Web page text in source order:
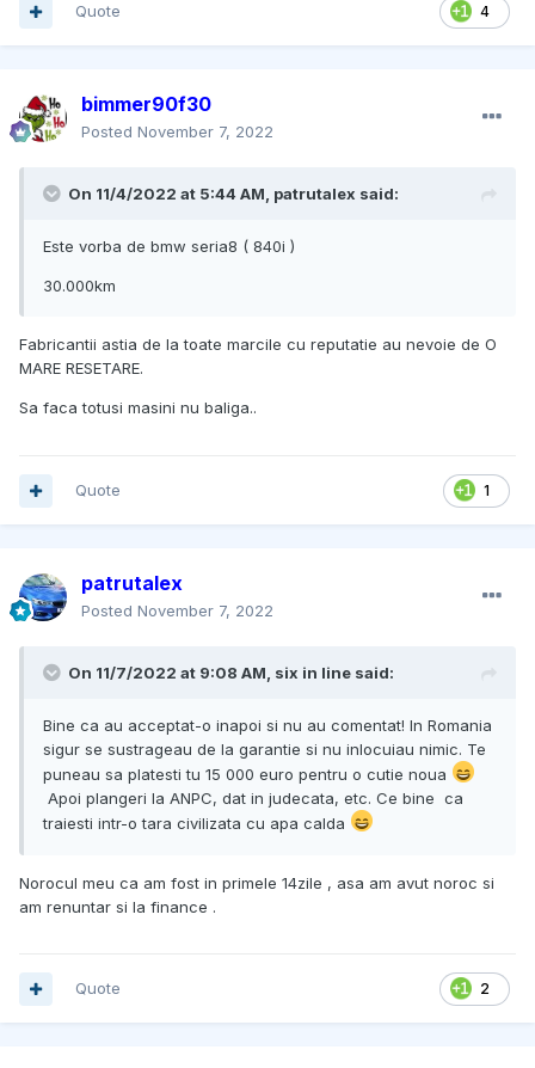
4
Quote
bimmer90f30
Posted November 7, 2022
On 11/4/2022 at 5:44 AM, patrutalex said:
Este vorba de bmw seria8 ( 840i )
30.000km
Fabricantii astia de la toate marcile cu reputatie au nevoie de O
MARE RESETARE.
Sa faca totusi masini nu baliga..
1
Quote
patrutalex
Posted November 7, 2022
On 11/7/2022 at 9:08 AM, six in line said:
Bine ca au acceptat-o inapoi si nu au comentat! In Romania
sigur se sustrageau de la garantie si nu inlocuiau nimic. Te
puneau sa platesti tu 15 000 euro pentru o cutie noua
Apoi plangeri la ANPC, dat in judecata, etc. Ce bine ca
traiesti intr-o tara civilizata cu apa calda
Norocul meu ca am fost in primele 14zile , asa am avut noroc si
am renuntar si la finance .
2
Quote